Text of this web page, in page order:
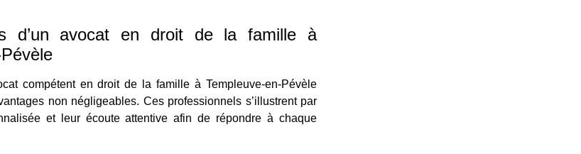
d’un avocat en droit de la famille à
compétent en droit de la famille à Templeuve-en-Pévèle
non négligeables. Ces professionnels s’illustrent par
et leur écoute attentive afin de répondre à chaque